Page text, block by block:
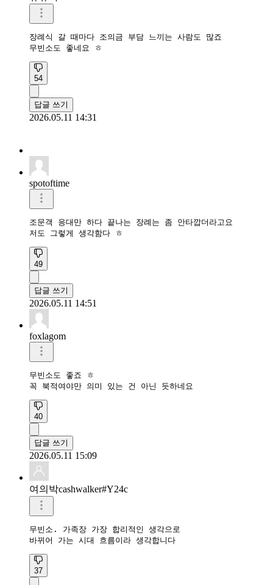
장례식 갈 때마다 조의금 부담 느끼는 사람도 많죠
무빈소도 좋네요 ㅎ
54
답글 쓰기
2026.05.11 14:31
spotoftime
조문객 응대만 하다 끝나는 장례는 좀 안타깝더라고요
저도 그렇게 생각함다 ㅎ
49
답글 쓰기
2026.05.11 14:51
foxlagom
무빈소도 좋죠 ㅎ
꼭 북적여야만 의미 있는 건 아닌 듯하네요
40
답글 쓰기
2026.05.11 15:09
여의박cashwalker#Y24c
무빈소. 가족장 가장 합리적인 생각으로
바뀌어 가는 시대 흐름이라 생각합니다
37